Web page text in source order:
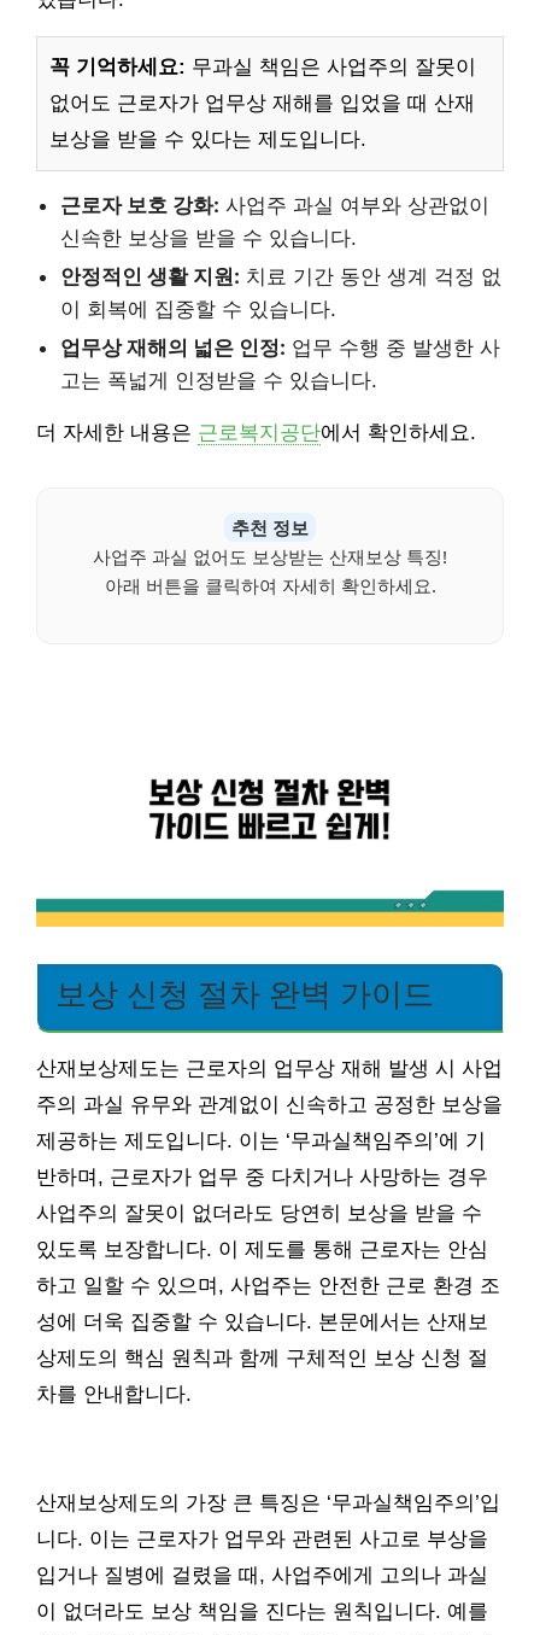
꼭 기억하세요: 무과실 책임은 사업주의 잘못이
없어도 근로자가 업무상 재해를 입었을 때 산재
보상을 받을 수 있다는 제도입니다.
근로자 보호 강화: 사업주 과실 여부와 상관없이
신속한 보상을 받을 수 있습니다.
안정적인 생활 지원: 치료 기간 동안 생계 걱정 없
이 회복에 집중할 수 있습니다.
업무상 재해의 넓은 인정: 업무 수행 중 발생한 사
고는 폭넓게 인정받을 수 있습니다.
더 자세한 내용은 근로복지공단에서 확인하세요.
추천 정보
사업주 과실 없어도 보상받는 산재보상 특징!
아래 버튼을 클릭하여 자세히 확인하세요.
보상 신청 절차 완벽 가이드
산재보상제도는 근로자의 업무상 재해 발생 시 사업
주의 과실 유무와 관계없이 신속하고 공정한 보상을
제공하는 제도입니다. 이는 ‘무과실책임주의’에 기
반하며, 근로자가 업무 중 다치거나 사망하는 경우
사업주의 잘못이 없더라도 당연히 보상을 받을 수
있도록 보장합니다. 이 제도를 통해 근로자는 안심
하고 일할 수 있으며, 사업주는 안전한 근로 환경 조
성에 더욱 집중할 수 있습니다. 본문에서는 산재보
상제도의 핵심 원칙과 함께 구체적인 보상 신청 절
차를 안내합니다.
산재보상제도의 가장 큰 특징은 ‘무과실책임주의’입
니다. 이는 근로자가 업무와 관련된 사고로 부상을
입거나 질병에 걸렸을 때, 사업주에게 고의나 과실
이 없더라도 보상 책임을 진다는 원칙입니다. 예를